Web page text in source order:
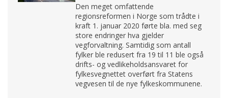
Den meget omfattende
regionsreformen i Norge som trådte i
kraft 1. januar 2020 førte bla. med seg
store endringer hva gjelder
vegforvaltning. Samtidig som antall
fylker ble redusert fra 19 til 11 ble også
drifts- og vedlikeholdsansvaret for
fylkesvegnettet overført fra Statens
vegvesen til de nye fylkeskommunene.